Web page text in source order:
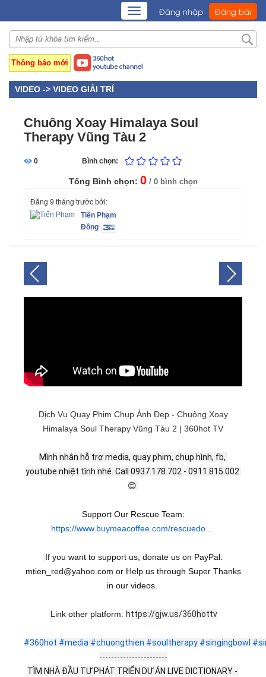
TOGGLE
NAVIGATION
Đăng nhập Đăng bài
Thông báo mới
VIDEO -> VIDEO GIẢI TRÍ
Chuông Xoay Himalaya Soul
Therapy Vũng Tàu 2
0 Bình chọn:
Tổng Bình chọn: 0 / 0 bình chọn
Đăng 9 tháng trước bởi:
Tiến Phạm
Đồng
Dịch Vụ Quay Phim Chụp Ảnh Đẹp - Chuông Xoay
Himalaya Soul Therapy Vũng Tàu 2 | 360hot TV
Mình nhận hỗ trợ media, quay phim, chụp hình, fb,
youtube nhiệt tình nhé. Call 0937.178.702 - 0911.815.002
😊
Support Our Rescue Team:
https://www.buymeacoffee.com/rescuedo...
If you want to support us, donate us on PayPal:
mtien_red@yahoo.com or Help us through Super Thanks
in our videos.
Link other platform: https://gjw.us/360hottv
#360hot #media #chuongthien #soultherapy #singingbowl
-----------------------
TÌM NHÀ ĐẦU TƯ PHÁT TRIỂN DỰ ÁN LIVE DICTIONARY -